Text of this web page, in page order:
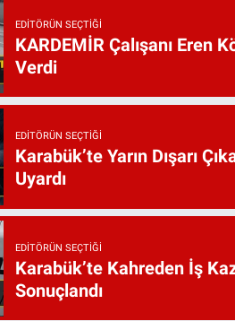
EDITÖRÜN SEÇTIĞI
KARDEMİR Çalışanı Eren
Verdi
EDITÖRÜN SEÇTIĞI
Karabük’te Yarın Dışarı
Uyardı
EDITÖRÜN SEÇTIĞI
Karabük’te Kahreden İş
Sonuçlandı